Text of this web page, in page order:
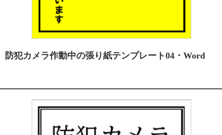
防犯カメラ作動中の張り紙テンプレート04・Word